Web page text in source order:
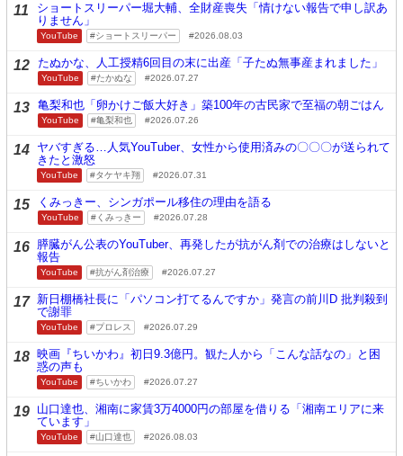
11
ショートスリーパー堀大輔、全財産喪失「情けない報告で申し訳あ
りません」
YouTube ショートスリーパー 2026.08.03
12 たぬかな、人工授精6回目の末に出産「子たぬ無事産まれました」
YouTube たかぬな 2026.07.27
13 亀梨和也「卵かけご飯大好き」築100年の古民家で至福の朝ごはん
YouTube 亀梨和也 2026.07.26
14 ヤバすぎる…人気YouTuber、女性から使用済みの〇〇〇が送られて
きたと激怒
YouTube タケヤキ翔 2026.07.31
15 くみっきー、シンガポール移住の理由を語る
YouTube くみっきー 2026.07.28
16 膵臓がん公表のYouTuber、再発したが抗がん剤での治療はしないと
報告
YouTube 抗がん剤治療 2026.07.27
17 新日棚橋社長に「パソコン打てるんですか」発言の前川D 批判殺到
で謝罪
YouTube プロレス 2026.07.29
18 映画『ちいかわ』初日9.3億円。観た人から「こんな話なの」と困
惑の声も
YouTube ちいかわ 2026.07.27
19 山口達也、湘南に家賃3万4000円の部屋を借りる「湘南エリアに来
ています」
YouTube 山口達也 2026.08.03